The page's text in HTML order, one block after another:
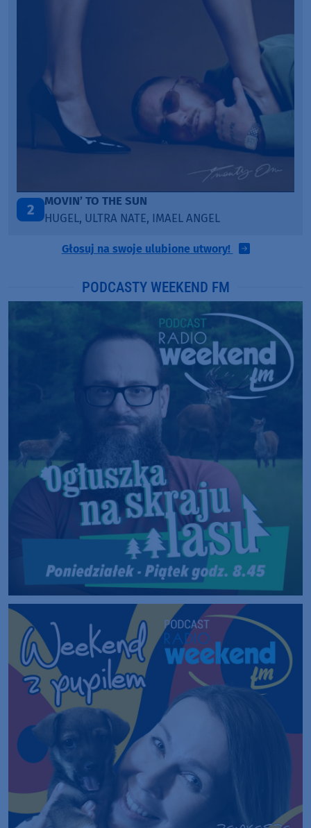
3
ITEPE ITEDE
SANAH
Głosuj na swoje ulubione utwory!
PODCASTY WEEKEND FM